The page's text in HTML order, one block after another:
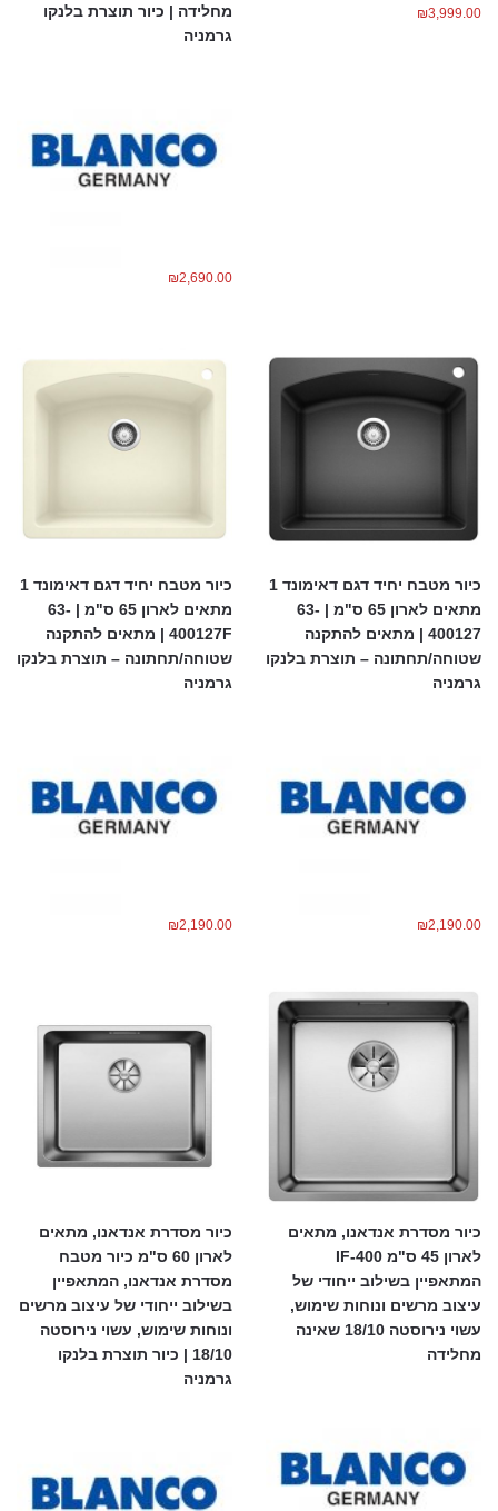
₪3,999.00
מחלידה | כיור תוצרת בלנקו
גרמניה
₪2,690.00
כיור מטבח יחיד דגם דאימונד 1
מתאים לארון 65 ס"מ | 63-
400127 | מתאים להתקנה
שטוחה/תחתונה – תוצרת בלנקו
גרמניה
₪2,190.00
כיור מטבח יחיד דגם דאימונד 1
מתאים לארון 65 ס"מ | 63-
400127F | מתאים להתקנה
שטוחה/תחתונה – תוצרת בלנקו
גרמניה
₪2,190.00
כיור מסדרת אנדאנו, מתאים
לארון 45 ס"מ 400-IF
המתאפיין בשילוב ייחודי של
עיצוב מרשים ונוחות שימוש,
עשוי נירוסטה 18/10 שאינה
מחלידה
כיור מסדרת אנדאנו, מתאים
לארון 60 ס"מ כיור מטבח
מסדרת אנדאנו, המתאפיין
בשילוב ייחודי של עיצוב מרשים
ונוחות שימוש, עשוי נירוסטה
18/10 | כיור תוצרת בלנקו
גרמניה